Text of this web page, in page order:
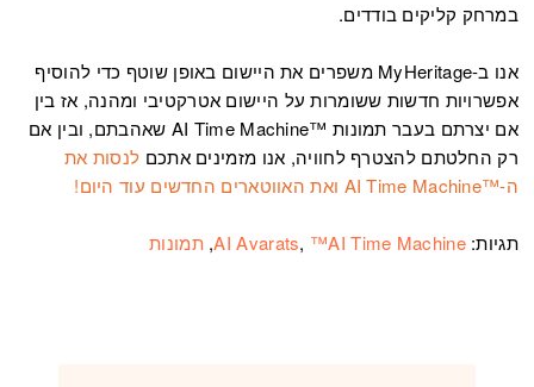
במרחק קליקים בודדים.
אנו ב-MyHeritage משפרים את היישום באופן שוטף כדי להוסיף
אפשרויות חדשות ששומרות על היישום אטרקטיבי ומהנה, אז בין
אם יצרתם בעבר תמונות ™AI Time Machine שאהבתם, ובין אם
רק החלטתם להצטרף לחוויה, אנו מזמינים אתכם לנסות את
ה-™AI Time Machine ואת האווטארים החדשים עוד היום!
תגיות: AI Avarats, ™AI Time Machine
,תמונות